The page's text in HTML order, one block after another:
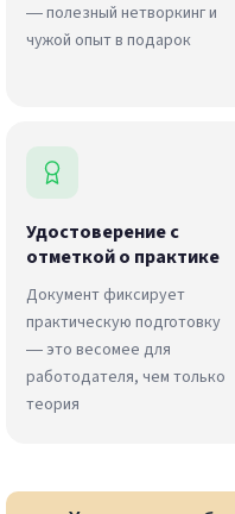
— полезный нетворкинг и
чужой опыт в подарок
Удостоверение с
отметкой о практике
Документ фиксирует
практическую подготовку
— это весомее для
работодателя, чем только
теория